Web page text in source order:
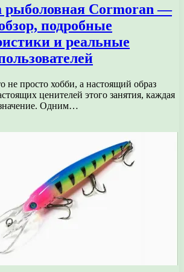
рыболовная Cormoran —
подробные
и реальные
не просто хобби, а настоящий образ
ценителей этого занятия, каждая
значение. Одним…